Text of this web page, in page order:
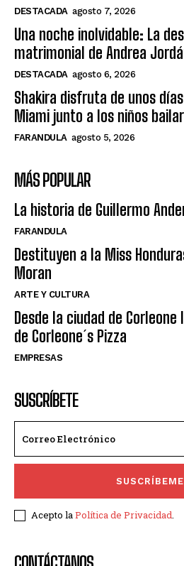
DESTACADA agosto 7, 2026
Una noche inolvidable: La
matrimonial de Andrea
DESTACADA agosto 6, 2026
Shakira disfruta de unos
Miami junto a los niños
FARANDULA agosto 5, 2026
MÁS POPULAR
La historia de Guillermo
FARANDULA
Destituyen a la Miss
Moran
ARTE Y CULTURA
Desde la ciudad de Corleone
de Corleone´s Pizza
EMPRESAS
SUSCRÍBETE
SUSCRÍBEME
Acepto laPolítica de Privacidad.